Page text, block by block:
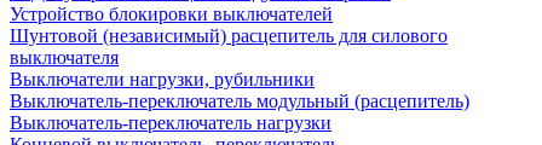
Устройство блокировки выключателей
Шунтовой (независимый) расцепитель для силового
выключателя
Выключатели нагрузки, рубильники
Выключатель-переключатель модульный (расцепитель)
Выключатель-переключатель нагрузки